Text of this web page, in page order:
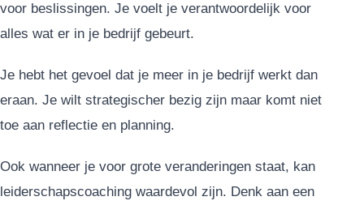
voor beslissingen. Je voelt je verantwoordelijk voor
alles wat er in je bedrijf gebeurt.
Je hebt het gevoel dat je meer in je bedrijf werkt dan
eraan. Je wilt strategischer bezig zijn maar komt niet
toe aan reflectie en planning.
Ook wanneer je voor grote veranderingen staat, kan
leiderschapscoaching waardevol zijn. Denk aan een